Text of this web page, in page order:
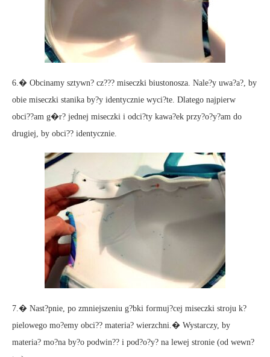
6.� Obcinamy sztywn? cz??? miseczki biustonosza. Nale?y uwa?a?, by
obie miseczki stanika by?y identycznie wyci?te. Dlatego najpierw
obci??am g�r? jednej miseczki i odci?ty kawa?ek przy?o?y?am do
drugiej, by obci?? identycznie.
7.� Nast?pnie, po zmniejszeniu g?bki formuj?cej miseczki stroju k?
pielowego mo?emy obci?? materia? wierzchni.� Wystarczy, by
materia? mo?na by?o podwin?? i pod?o?y? na lewej stronie (od wewn?